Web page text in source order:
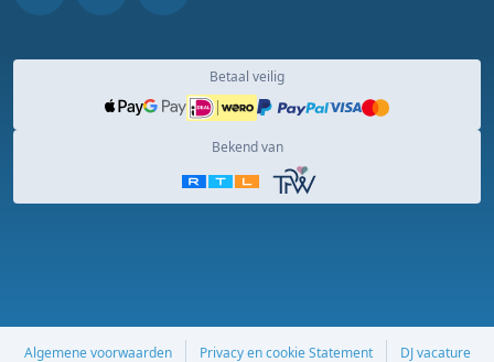
Betaal veilig
Bekend van
Algemene voorwaarden Privacy en cookie Statement DJ vacature